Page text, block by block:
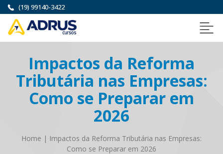
(19) 99140-3422
Impactos da Reforma
Tributária nas Empresas:
Como se Preparar em
2026
Home | Impactos da Reforma Tributária nas Empresas:
Como se Preparar em 2026